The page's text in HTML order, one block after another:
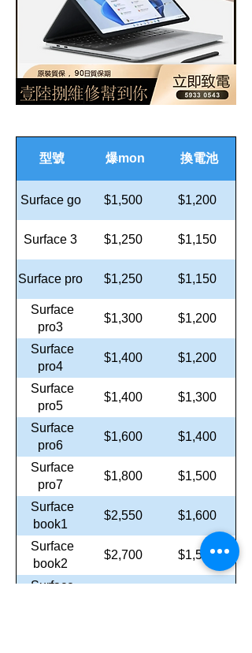
型號 爆mon 換電池
Surface go $1,500 $1,200
Surface 3 $1,250 $1,150
Surface pro $1,250 $1,150
Surface
pro3
$1,300 $1,200
Surface
pro4
$1,400 $1,200
Surface
pro5
$1,400 $1,300
Surface
pro6
$1,600 $1,400
Surface
pro7
$1,800 $1,500
Surface
book1
$2,550 $1,600
Surface
book2
$2,700 $1,500
Surface